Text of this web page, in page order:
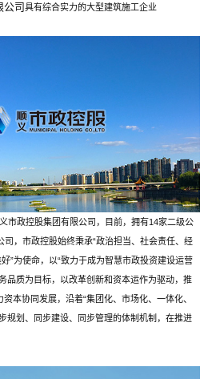
公司具有综合实力的大型建筑施工企业
市政控股集团有限公司，目前，拥有14家二级公
司，市政控股始终秉承“政治担当、社会责任、经
”为使命，以“致力于成为智慧市政投资建设运营
品质为目标，以改革创新和资本运作为驱动，推
本协同发展，沿着“集团化、市场化、一体化、
规划、同步建设、同步管理的体制机制，在推进